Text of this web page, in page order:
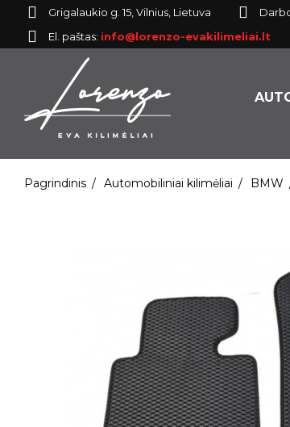
Grigalaukio g. 15, Vilnius, Lietuva
El. paštas: info@lorenzo-evakilimeliai.lt
Pagrindinis Automobiliniai kilimėliai BMW